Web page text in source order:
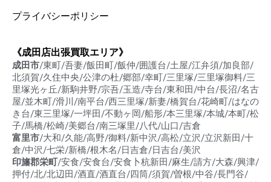
プライバシーポリシー
《成田店出張買取エリア》
成田市/東町/吾妻/飯田町/飯仲/囲護台/土屋/江弁須/加良部/
北須賀/久住中央/公津の杜/郷部/幸町/三里塚/三里塚御料/三
里塚光ヶ丘/新駒井野/宗吾/玉造/寺台/東和田/中台/長沼/名古
屋/並木町/滑川/南平台/西三里塚/新妻/橋賀台/花崎町/はなの
き台/東三里塚/一坪田/不動ヶ岡/船形/本三里塚/本城/本町/松
子/馬橋/松崎/美郷台/南三塚里/八代/山口/吉倉
富里市/大和/久能/高野/御料/新中沢/高松/立沢/立沢新田/十
倉/中沢/七栄/新橋/根木名/日吉倉/日吉台/美沢
印旛郡栄町/安食/安食台/安食卜杭新田/麻生/請方/大森/興津/
押付/北/北辺田/酒直/酒直台/四筒/須賀/曽根/中谷/長門谷/